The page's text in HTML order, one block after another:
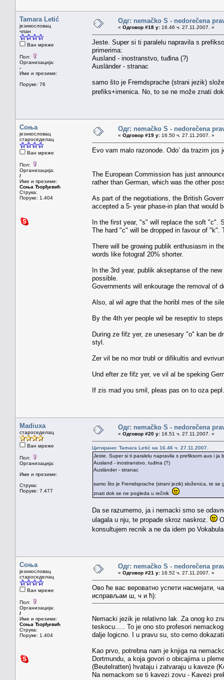
Tamara Letić
језикословац
члан
Ван мреже
Пол:
Организација:
-
Име и презиме:
Поруке: 76
Одг: nemačko S - nedorečena
« Одговор #18 у: 16.46 ч. 27.11.2007. »
Jeste. Super si ti paralelu napravila s
primerima:
Ausland - inostranstvo, tuđina (?)
Ausländer - stranac
samo što je Fremdsprache (strani jezik)
prefiks+imenica. No, to se ne može znati
Соња
језикословац
староседелац
Ван мреже
Пол:
Организација:
/
Име и презиме:
Соња Ђорђевић
Струка:
Поруке: 1.404
Одг: nemačko S - nedorečena
« Одговор #19 у: 16.50 ч. 27.11.2007. »
Evo vam malo razonode. Odo’ da trazim jos
The European Commission has just
rather than German, which was the other
As part of the negotiations, the British
accepted a 5- year phase-in plan that would
In the first year, "s" will replace the soft "c".
The hard "c" will be dropped in favour of
There will be growing publik enthusiasm in
words like fotograf 20% shorter.
In the 3rd year, publik akseptanse of the
possible.
Governments will enkourage the removal of
Also, al wil agre that the horibl mes of the
By the 4th yer people wil be reseptiv to
During ze fifz yer, ze unesesary "o" kan be
styl.
Zer vil be no mor trubl or difikultis and
Und efter ze fifz yer, ve vil al be speking
If zis mad you smil, pleas pas on to oza pepl.
Madiuxa
староседелац
Ван мреже
Пол:
Организација:
Име и презиме:
Струка:
Поруке: 7.477
Одг: nemačko S - nedorečena
« Одговор #20 у: 16.51 ч. 27.11.2007. »
Цитирано: Tamara Letić на 16.46 ч. 27.11.2007.
Jeste. Super si ti paralelu napravila s prefiksom aus i ja
Ausland - inostranstvo, tuđina (?)
Ausländer - stranac
samo što je Fremdsprache (strani jezik) složenica, te
znati dok se ne pogleda u rečnik
Da se razumemo, ja i nemacki smo se
ulagala u nju, te propade skroz naskroz.
konsultujem recnik a ne da idem po
Соња
језикословац
староседелац
Ван мреже
Пол:
Организација:
/
Име и презиме:
Соња Ђорђевић
Струка:
Поруке: 1.404
Одг: nemačko S - nedorečena
« Одговор #21 у: 16.52 ч. 27.11.2007. »
Ово ће вас вероватно успети насмејати,
исправљам ш, ч и ћ):
Nemacki jezik je relativno lak. Za onog ko
teskocu..... To je ono sto profesori
dalje logicno. I u pravu su, sto cemo
Kao prvo, potrebna nam je knjiga na
Dortmundu, a koja govori o obicajima u
(Beutelratten) hvataju i zatvaraju u kaveze
Na nemackom se ti kavezi zovu - Kavezi